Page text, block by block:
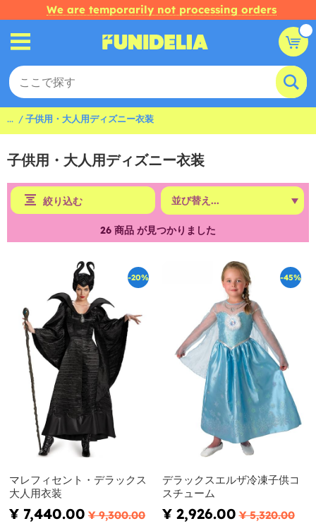
We are temporarily not processing orders
... 子供用・大人用ディズニー衣装
子供用・大人用ディズニー衣装
絞り込む
26 商品 が見つかりました
-20%
マレフィセント・デラックス
大人用衣装
¥ 7,440.00 ¥ 9,300.00
-45%
デラックスエルザ冷凍子供コ
スチューム
¥ 2,926.00 ¥ 5,320.00